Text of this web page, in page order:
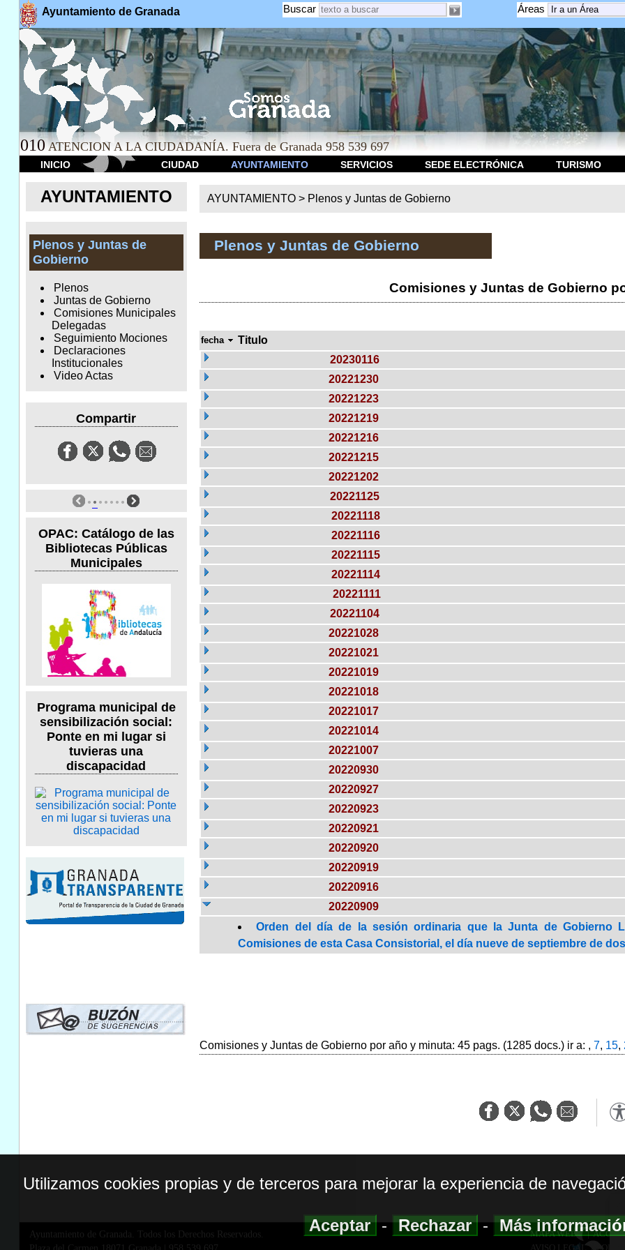
Ayuntamiento de Granada Áreas
Buscar
010 ATENCION A LA CIUDADANÍA. Fuera de Granada 958 539 697
INICIO CIUDAD AYUNTAMIENTO SERVICIOS SEDE ELECTRÓNICA TURISMO
AYUNTAMIENTO
Plenos y Juntas de
Gobierno
Plenos
Juntas de Gobierno
Comisiones Municipales
Delegadas
Seguimiento Mociones
Declaraciones
Institucionales
Video Actas
Compartir
OPAC: Catálogo de las
Bibliotecas Públicas
Municipales
Programa municipal de
sensibilización social:
Ponte en mi lugar si
tuvieras una
discapacidad
AYUNTAMIENTO > Plenos y Juntas de Gobierno
Plenos y Juntas de Gobierno
Comisiones y Juntas de Gobierno
fecha Titulo
20230116
20221230
20221223
20221219
20221216
20221215
20221202
20221125
20221118
20221116
20221115
20221114
20221111
20221104
20221028
20221021
20221019
20221018
20221017
20221014
20221007
20220930
20220927
20220923
20220921
20220920
20220919
20220916
20220909
Orden del día de la sesión ordinaria que la Junta de Gobierno
Comisiones de esta Casa Consistorial, el día nueve de septiembre de
Comisiones y Juntas de Gobierno por año y minuta: 45 pags. (1285 docs.) ir a: , 7, 15,
Ayuntamiento de Granada. Todos los Derechos Reservados.
MAPA WEB|
AVISO LEGAL|
Utilizamos cookies propias y de terceros para mejorar la experiencia de
Aceptar-Rechazar-Más